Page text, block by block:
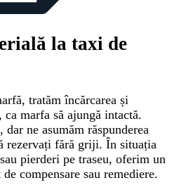
la taxi de
tratăm încărcarea și
marfa să ajungă intactă.
ne asumăm răspunderea
rezervați fără griji. În situația
pierderi pe traseu, oferim un
compensare sau remediere.